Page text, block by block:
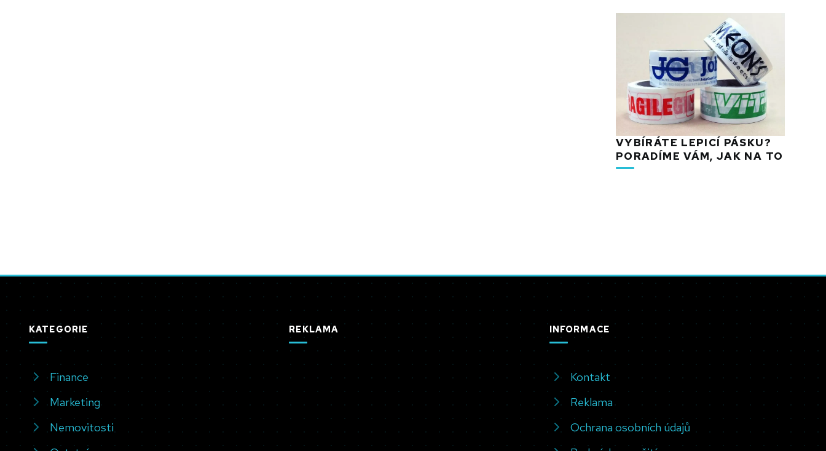
VYBÍRÁTE LEPICÍ PÁSKU?
PORADÍME VÁM, JAK NA TO
KATEGORIE
Finance
Marketing
Nemovitosti
REKLAMA INFORMACE
Kontakt
Reklama
Ochrana osobních údajů